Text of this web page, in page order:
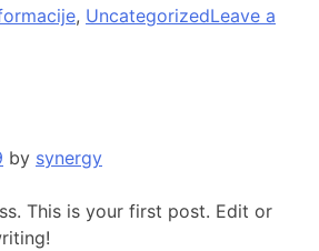
, UncategorizedLeave a
by synergy
This is your first post. Edit or